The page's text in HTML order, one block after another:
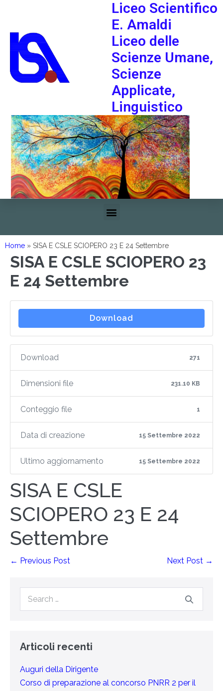
Liceo Scientifico
E. Amaldi
Liceo delle
Scienze Umane,
Scienze
Applicate,
Linguistico
Home » SISA E CSLE SCIOPERO 23 E 24 Settembre
SISA E CSLE SCIOPERO 23
E 24 Settembre
Download
Download 271
Dimensioni file 231.10 KB
Conteggio file 1
Data di creazione 15 Settembre 2022
Ultimo aggiornamento 15 Settembre 2022
SISA E CSLE
SCIOPERO 23 E 24
Settembre
← Previous Post Next Post →
Articoli recenti
Auguri della Dirigente
Corso di preparazione al concorso PNRR 2 per il